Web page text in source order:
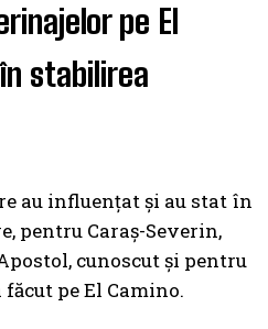
pe El
stabilirea
au influențat și au stat în
pentru Caraș-Severin,
cunoscut și pentru
pe El Camino.